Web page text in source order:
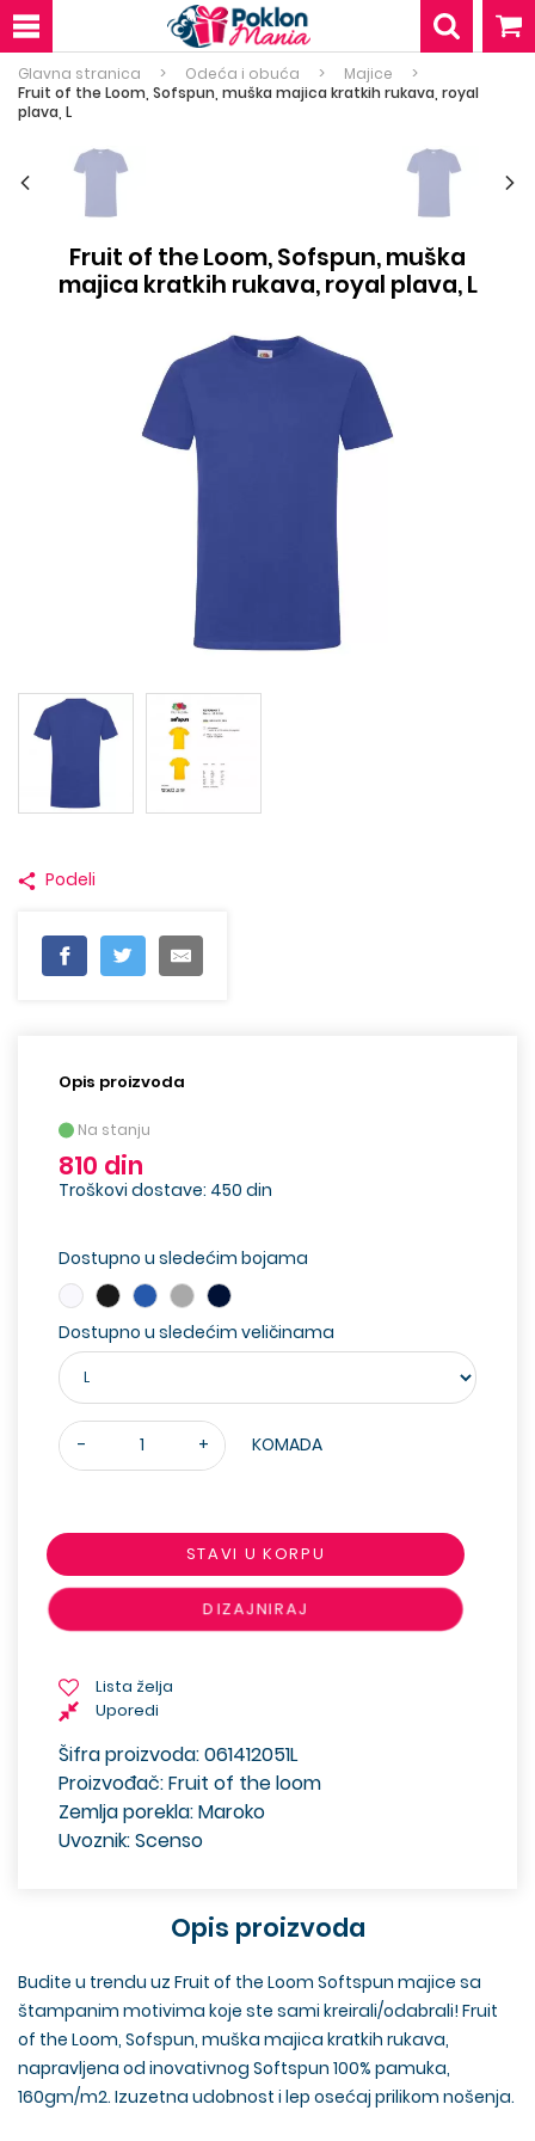
Glavna stranica Odeća i obuća
Majice
Fruit of the Loom, Sofspun, muška majica kratkih rukava, royal
plava, L
Fruit of the Loom, Sofspun, muška
majica kratkih rukava, royal plava, L
Podeli
Opis proizvoda
Na stanju
810 din
Troškovi dostave: 450 din
Dostupno u sledećim bojama
Dostupno u sledećim veličinama
- + KOMADA
STAVI U KORPU
DIZAJNIRAJ
Lista želja
Uporedi
Šifra proizvoda: 061412051L
Proizvođač: Fruit of the loom
Zemlja porekla: Maroko
Uvoznik: Scenso
Opis proizvoda
Budite u trendu uz Fruit of the Loom Softspun majice sa
štampanim motivima koje ste sami kreirali/odabrali! Fruit
of the Loom, Sofspun, muška majica kratkih rukava,
napravljena od inovativnog Softspun 100% pamuka,
160gm/m2. Izuzetna udobnost i lep osećaj prilikom nošenja.